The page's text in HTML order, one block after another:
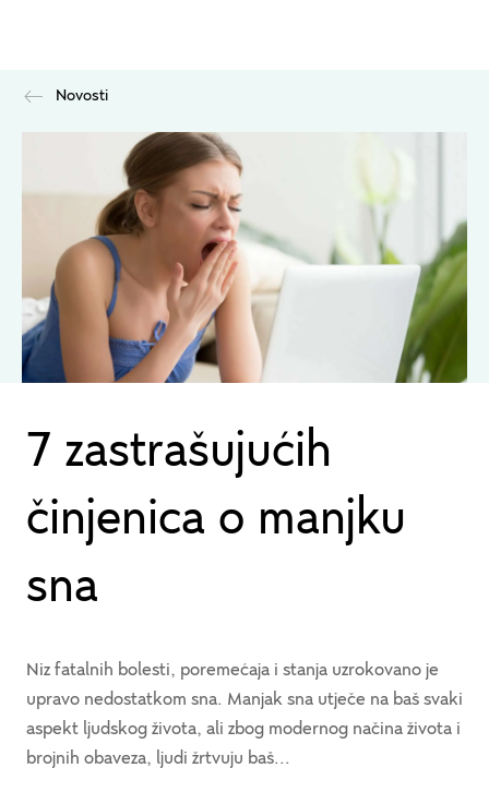
Novosti
7 zastrašujućih
činjenica o manjku
sna
Niz fatalnih bolesti, poremećaja i stanja uzrokovano je
upravo nedostatkom sna. Manjak sna utječe na baš svaki
aspekt ljudskog života, ali zbog modernog načina života i
brojnih obaveza, ljudi žrtvuju baš...